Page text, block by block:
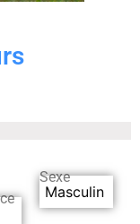
Sexe
Masculin